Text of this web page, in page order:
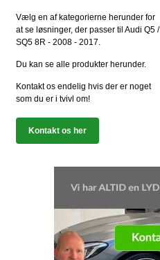
Vælg en af kategorierne herunder for
at se løsninger, der passer til Audi Q5 /
SQ5 8R - 2008 - 2017.
Du kan se alle produkter herunder.
Kontakt os endelig hvis der er noget
som du er i tvivl om!
Kontakt os her